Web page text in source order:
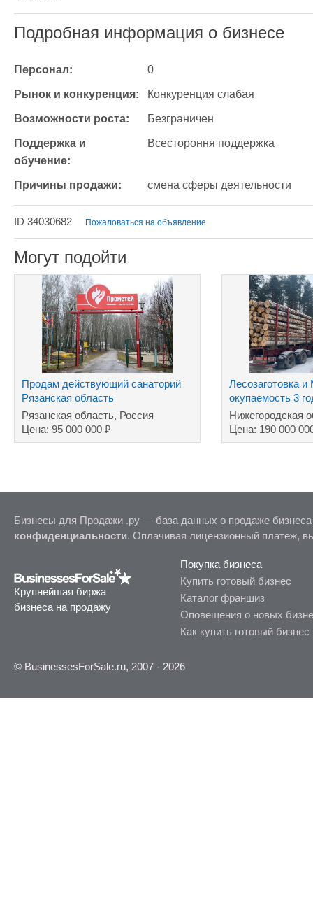
Подробная информация о бизнесе
Персонал: 0
Рынок и конкуренция: Конкуренция слабая
Возможности роста: Безграничен
Поддержка и
обучение:
Всестороння поддержка
Причины продажи: смена сферы деятельности
ID 34030682 Пожаловаться на объявление
Могут подойти
Продам действующий санаторий
Рязанская область
Рязанская область, Россия
Цена: 95 000 000 ₽
Лесозаготовка
окупаемость 3
Нижегородская
Цена: 190 000
Бизнесы для Продажи .ру — база данных о продаже
конфиденциальности. Оплачивая лицензионный платеж,
Крупнейшая биржа
бизнеса на продажу
Покупка бизнеса
Купить готовый бизнес
Каталог франшиз
Оповещения о новых
Как купить готовый бизнес
© BusinessesForSale.ru, 2007 - 2026